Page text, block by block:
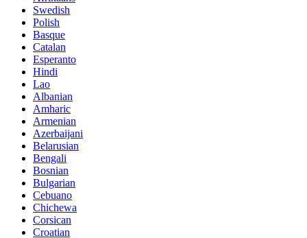
Swedish
Polish
Basque
Catalan
Esperanto
Hindi
Lao
Albanian
Amharic
Armenian
Azerbaijani
Belarusian
Bengali
Bosnian
Bulgarian
Cebuano
Chichewa
Corsican
Croatian